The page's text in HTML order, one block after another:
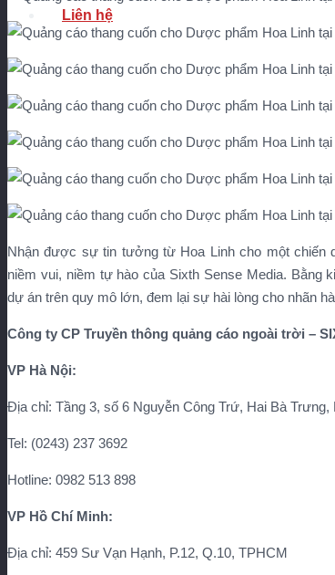
Liên hệ
Nhận được sự tin tưởng từ Hoa Linh cho một chiến
niềm vui, niềm tự hào của Sixth Sense Media. Bằng
dự án trên quy mô lớn, đem lại sự hài lòng cho nhãn
Công ty CP Truyền thông quảng cáo ngoài trời –
VP Hà Nội:
Địa chỉ: Tầng 3, số 6 Nguyễn Công Trứ, Hai Bà Trưng,
Tel: (0243) 237 3692
Hotline: 0982 513 898
VP Hồ Chí Minh:
Địa chỉ: 459 Sư Vạn Hạnh, P.12, Q.10, TPHCM